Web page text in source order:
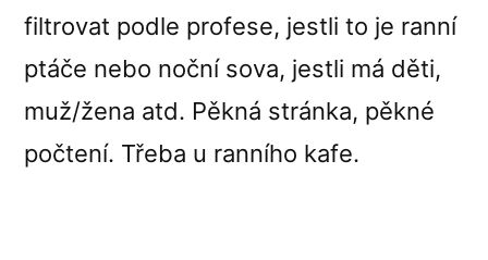
filtrovat podle profese, jestli to je ranní
ptáče nebo noční sova, jestli má děti,
muž/žena atd. Pěkná stránka, pěkné
počtení. Třeba u ranního kafe.